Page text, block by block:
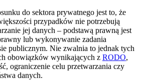
do sektora prywatnego jest to, że
przypadków nie potrzebują
jej danych – podstawą prawną jest
lub wykonywanie zadania
publicznym. Nie zwalnia to jednak tych
obowiązków wynikających z RODO,
ograniczenie celu przetwarzania czy
danych.